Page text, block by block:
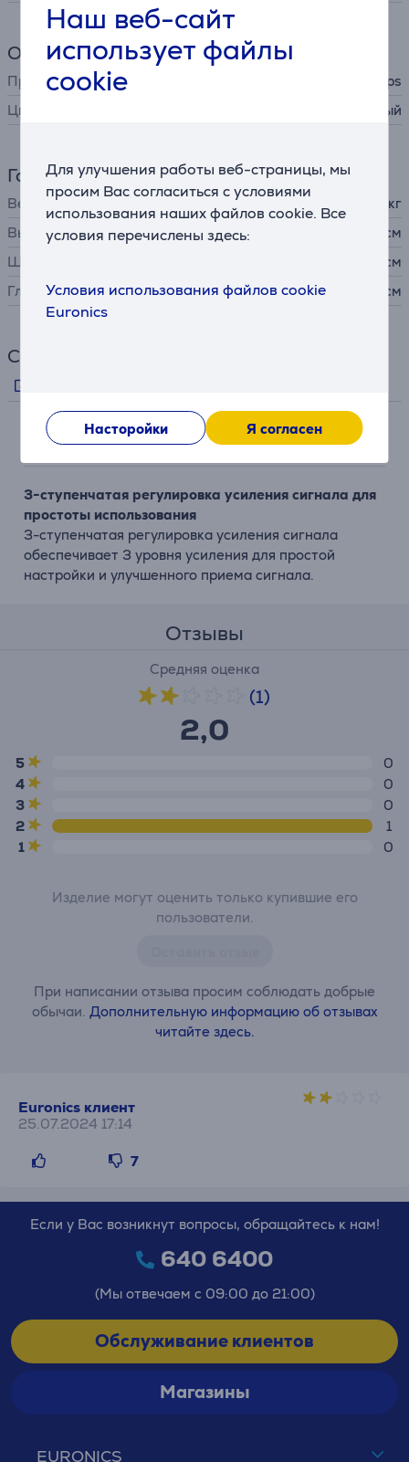
Наш веб-сайт
использует файлы
cookie
Для улучшения работы веб-страницы, мы
просим Вас согласиться с условиями
использования наших файлов cookie. Все
условия перечислены здесь:
Условия использования файлов cookie
Euronics
Насторойки Я согласен
Общий параметр
Производитель
Philips
Цвет
черный
Габариты
Вес
0,4 кг
Высота
18 см
Ширина
25 см
Глубина
2,5 см
Ссылки
Описание
3-ступенчатая регулировка усиления сигнала для
простоты использования
3-ступенчатая регулировка усиления сигнала
обеспечивает 3 уровня усиления для простой
настройки и улучшенного приема сигнала.
Отзывы
Средняя оценка
(1)
2,0
5
0
4
0
3
0
2
1
1
0
Изделие могут оценить только купившие его
пользователи.
При написании отзыва просим соблюдать добрые
обычаи. Дополнительную информацию об отзывах
читайте здесь.
Euronics клиент
25.07.2024 17:14
7
EURONICS
Если у Вас возникнут вопросы, обращайтесь к нам!
640 6400
(Мы отвечаем с 09:00 до 21:00)
Обслуживание клиентов
Магазины